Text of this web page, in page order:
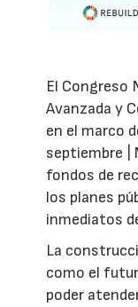
El Congreso
Avanzada y
en el marco
septiembre |
fondos de
los planes
inmediatos
La
como el
poder